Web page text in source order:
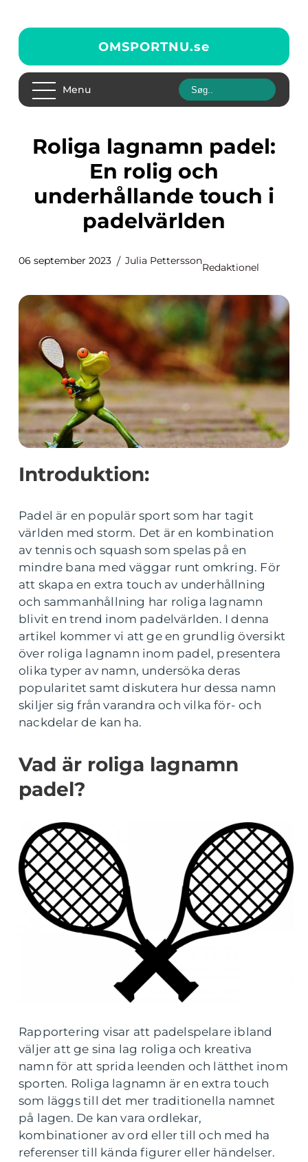
OMSPORTNU.se
Menu
Roliga lagnamn padel:
En rolig och
underhållande touch i
padelvärlden
06 september 2023 Julia Pettersson
Redaktionel
Introduktion:
Padel är en populär sport som har tagit
världen med storm. Det är en kombination
av tennis och squash som spelas på en
mindre bana med väggar runt omkring. För
att skapa en extra touch av underhållning
och sammanhållning har roliga lagnamn
blivit en trend inom padelvärlden. I denna
artikel kommer vi att ge en grundlig översikt
över roliga lagnamn inom padel, presentera
olika typer av namn, undersöka deras
popularitet samt diskutera hur dessa namn
skiljer sig från varandra och vilka för- och
nackdelar de kan ha.
Vad är roliga lagnamn
padel?
Rapportering visar att padelspelare ibland
väljer att ge sina lag roliga och kreativa
namn för att sprida leenden och lätthet inom
sporten. Roliga lagnamn är en extra touch
som läggs till det mer traditionella namnet
på lagen. De kan vara ordlekar,
kombinationer av ord eller till och med ha
referenser till kända figurer eller händelser.